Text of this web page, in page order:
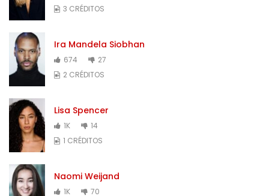
3 CRÉDITOS
Ira Mandela Siobhan
674
27
2 CRÉDITOS
Lisa Spencer
1K
14
1 CRÉDITOS
Naomi Weijand
1K
70